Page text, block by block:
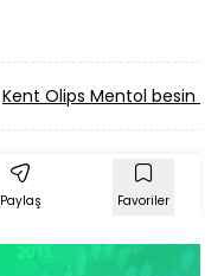
Kent Olips Mentol besin
Paylaş Favoriler